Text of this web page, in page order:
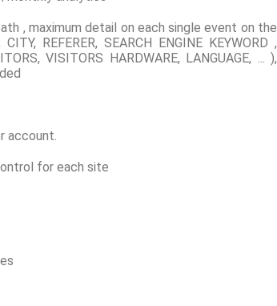
, maximum detail on each single event on the
REFERER, SEARCH ENGINE KEYWORD ,
VISITORS HARDWARE, LANGUAGE, ... ),
account.
for each site